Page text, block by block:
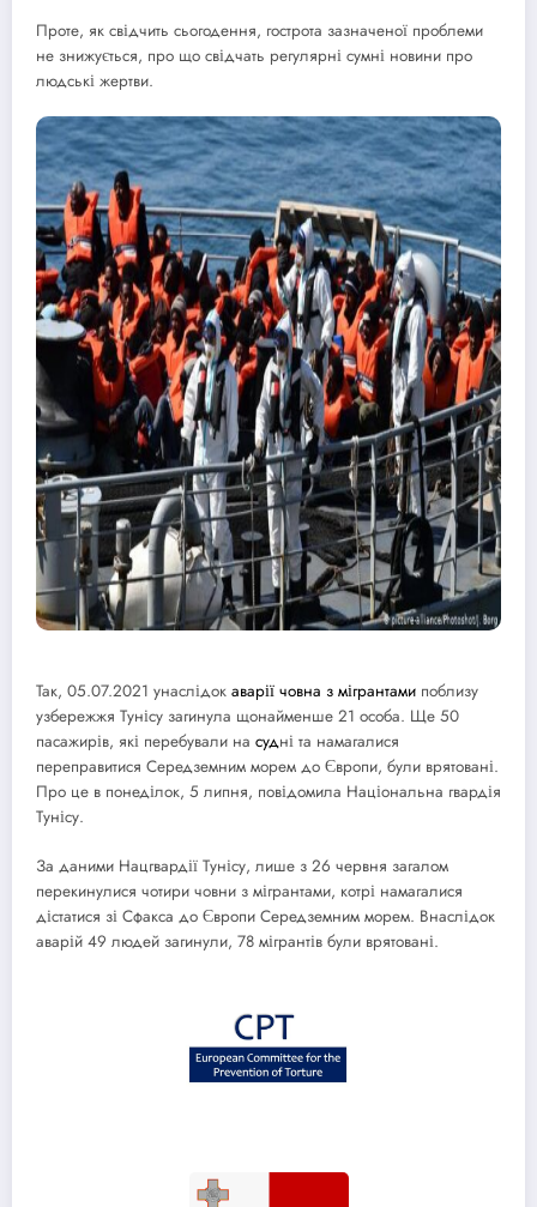
Проте, як свідчить сьогодення, гострота зазначеної проблеми
не знижується, про що свідчать регулярні сумні новини про
людські жертви.
Так, 05.07.2021 унаслідок аварії човна з мігрантами поблизу
узбережжя Тунісу загинула щонайменше 21 особа. Ще 50
пасажирів, які перебували на судні та намагалися
переправитися Середземним морем до Європи, були врятовані.
Про це в понеділок, 5 липня, повідомила Національна гвардія
Тунісу.
За даними Нацгвардії Тунісу, лише з 26 червня загалом
перекинулися чотири човни з мігрантами, котрі намагалися
дістатися зі Сфакса до Європи Середземним морем. Внаслідок
аварій 49 людей загинули, 78 мігрантів були врятовані.